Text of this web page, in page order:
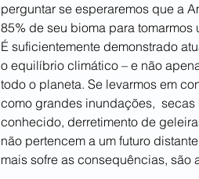
perguntar se esperaremos que a
85% de seu bioma para
É suficientemente demonstrado
o equilíbrio climático – e não
todo o planeta. Se levarmos em
como grandes inundações,
conhecido, derretimento de
não pertencem a um futuro
mais sofre as consequências, são